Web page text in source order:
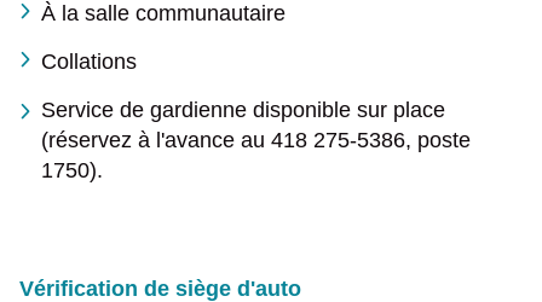
À la salle communautaire
Collations
Service de gardienne disponible sur place
(réservez à l'avance au 418 275-5386, poste
1750).
Vérification de siège d'auto